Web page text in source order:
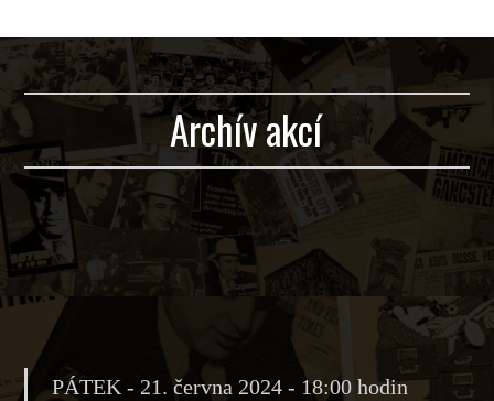
Archív akcí
PÁTEK - 21. června 2024 - 18:00 hodin